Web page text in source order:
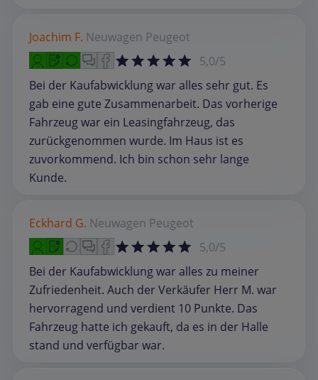
Joachim F. Neuwagen Peugeot
5,0/5
Bei der Kaufabwicklung war alles sehr gut. Es
gab eine gute Zusammenarbeit. Das vorherige
Fahrzeug war ein Leasingfahrzeug, das
zurückgenommen wurde. Im Haus ist es
zuvorkommend. Ich bin schon sehr lange
Kunde.
Eckhard G. Neuwagen Peugeot
5,0/5
Bei der Kaufabwicklung war alles zu meiner
Zufriedenheit. Auch der Verkäufer Herr M. war
hervorragend und verdient 10 Punkte. Das
Fahrzeug hatte ich gekauft, da es in der Halle
stand und verfügbar war.